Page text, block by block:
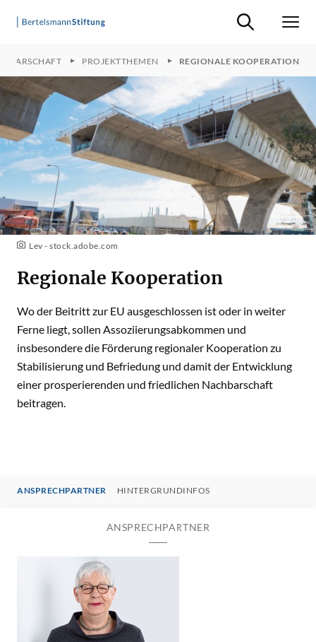
Suche ein-/
PROJEKTTHEMEN REGIONALE KOOPERATION
Lev - stock.adobe.com
Regionale Kooperation
Wo der Beitritt zur EU ausgeschlossen ist oder in weiter
Ferne liegt, sollen Assoziierungsabkommen und
insbesondere die Förderung regionaler Kooperation zu
Stabilisierung und Befriedung und damit der Entwicklung
einer prosperierenden und friedlichen Nachbarschaft
beitragen.
ANSPRECHPARTNER HINTERGRUNDINFOS
ANSPRECHPARTNER